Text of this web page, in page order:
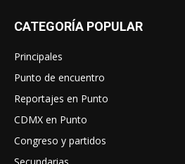
CATEGORÍA POPULAR
Principales
Punto de encuentro
Reportajes en Punto
CDMX en Punto
Congreso y partidos